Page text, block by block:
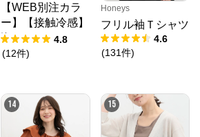
【WEB別注カラ
ー】【接触冷感】
海のいきものアッ
プリケ半袖Tシャ
4.8
(12件)
Honeys
フリル袖Ｔシャツ
4.6
(131件)
14 15